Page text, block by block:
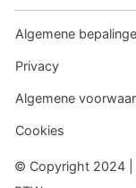
© Copyright 2024 |
Algemene
Privacy
Algemene
Cookies